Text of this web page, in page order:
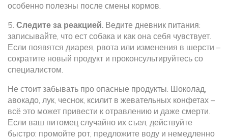
особенно полезны после смены кормов.
5. Следите за реакцией. Ведите дневник питания:
записывайте, что ест собака и как она себя чувствует.
Если появятся диарея, рвота или изменения в шерсти –
сократите новый продукт и проконсультируйтесь со
специалистом.
Не стоит забывать про опасные продукты. Шоколад,
авокадо, лук, чеснок, ксилит в жевательных конфетах –
всё это может привести к отравлению и даже смерти.
Если ваш питомец случайно их съел, действуйте
быстро: промойте рот, предложите воду и немедленно